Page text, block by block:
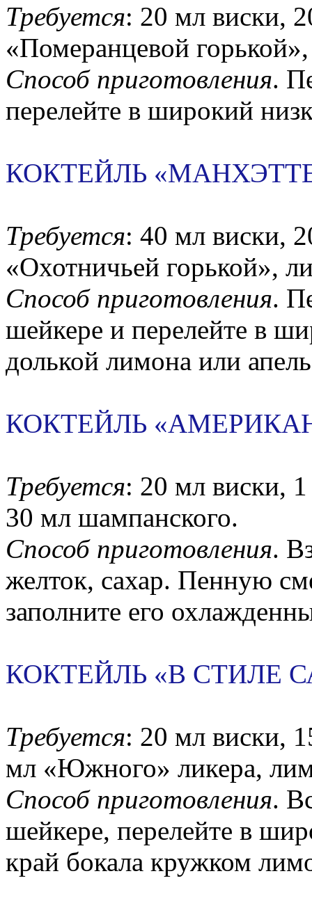
Требуется: 20 мл виски,
«Померанцевой
Способ приготовления.
перелейте в широкий
КОКТЕЙЛЬ
Требуется: 40 мл виски,
«Охотничьей горькой»,
Способ приготовления.
шейкере и перелейте в
долькой лимона или
КОКТЕЙЛЬ
Требуется: 20 мл виски,
30 мл шампанского.
Способ приготовления.
желток, сахар. Пенную
заполните его
КОКТЕЙЛЬ «В СТИЛЕ
Требуется: 20 мл виски,
мл «Южного» ликера,
Способ приготовления.
шейкере, перелейте в
край бокала кружком